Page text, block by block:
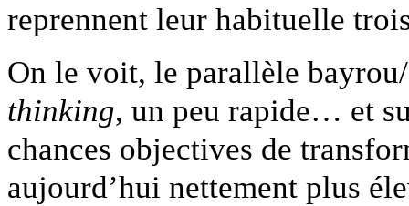
reprennent leur habituelle
On le voit, le parallèle
thinking, un peu rapide… et
chances objectives de
aujourd’hui nettement plus